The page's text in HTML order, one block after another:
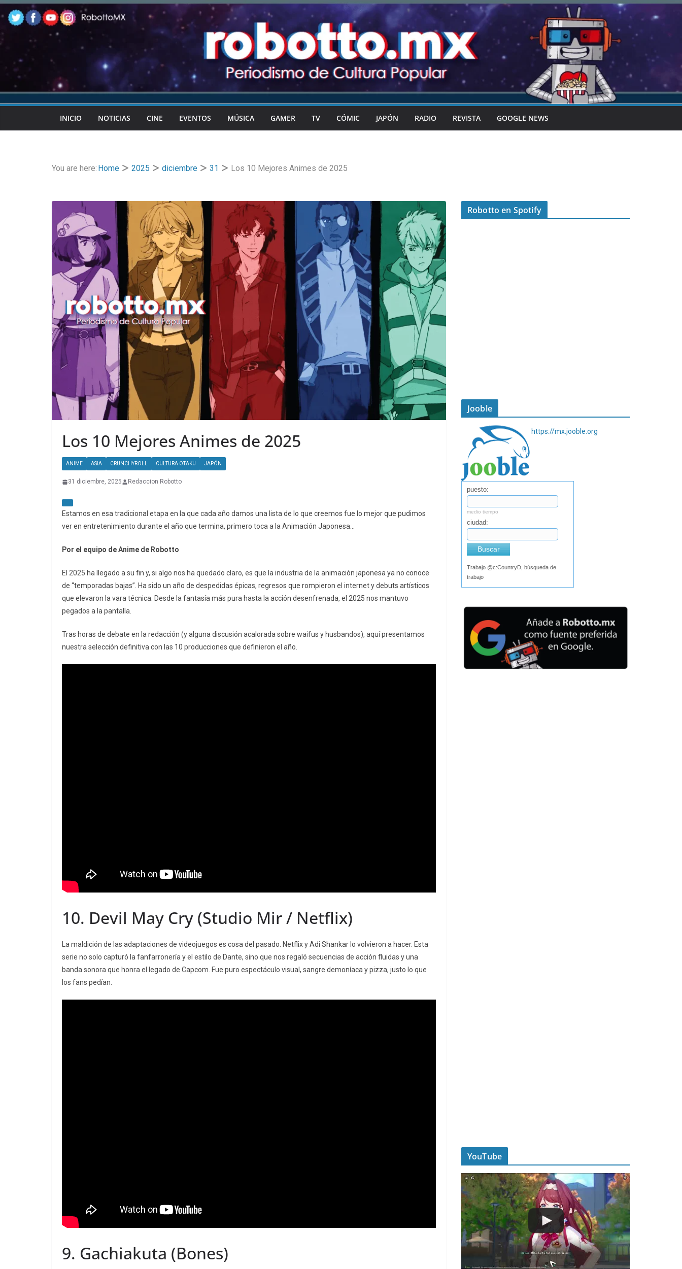
Skip
to
content
INICIO NOTICIAS CINE EVENTOS MÚSICA GAMER TV CÓMIC JAPÓN RADIO REVISTA GOOGLE NEWS
You are here: Home 2025 diciembre 31 Los 10 Mejores Animes de 2025
Los 10 Mejores Animes de 2025
ANIME ASIA CRUNCHYROLL CULTURA OTAKU JAPÓN
31 diciembre, 2025 Redaccion Robotto
Estamos en esa tradicional etapa en la que cada año damos una lista de lo que creemos fue lo mejor que pudimos
ver en entretenimiento durante el año que termina, primero toca a la Animación Japonesa…
Por el equipo de Anime de Robotto
El 2025 ha llegado a su fin y, si algo nos ha quedado claro, es que la industria de la animación japonesa ya no conoce
de “temporadas bajas”. Ha sido un año de despedidas épicas, regresos que rompieron el internet y debuts artísticos
que elevaron la vara técnica. Desde la fantasía más pura hasta la acción desenfrenada, el 2025 nos mantuvo
pegados a la pantalla.
Tras horas de debate en la redacción (y alguna discusión acalorada sobre waifus y husbandos), aquí presentamos
nuestra selección definitiva con las 10 producciones que definieron el año.
10. Devil May Cry (Studio Mir / Netflix)
La maldición de las adaptaciones de videojuegos es cosa del pasado. Netflix y Adi Shankar lo volvieron a hacer. Esta
serie no solo capturó la fanfarronería y el estilo de Dante, sino que nos regaló secuencias de acción fluidas y una
banda sonora que honra el legado de Capcom. Fue puro espectáculo visual, sangre demoníaca ypizza, justo lo que
los fans pedían.
9. Gachiakuta (Bones)
Robotto en Spotify
Jooble
https://mx.jooble.org
puesto:
medio tiempo
ciudad:
Buscar
Trabajo @c:CountryD, búsqueda de
trabajo
YouTube